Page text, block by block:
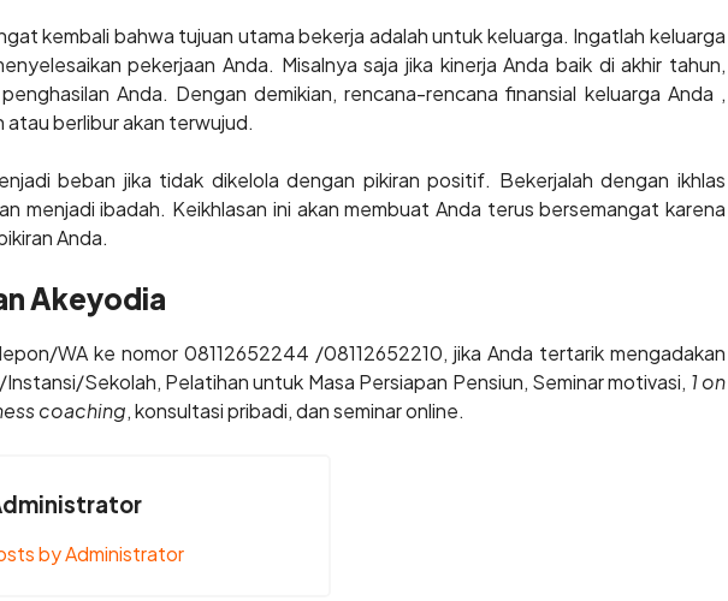
kembali bahwa tujuan utama bekerja adalah untuk keluarga. Ingatlah keluarga
pekerjaan Anda. Misalnya saja jika kinerja Anda baik di akhir tahun,
Anda. Dengan demikian, rencana-rencana finansial keluarga Anda ,
berlibur akan terwujud.
beban jika tidak dikelola dengan pikiran positif. Bekerjalah dengan ikhlas
menjadi ibadah. Keikhlasan ini akan membuat Anda terus bersemangat karena
Anda.
Akeyodia
WA ke nomor 08112652244 /08112652210, jika Anda tertarik mengadakan
Sekolah, Pelatihan untuk Masa Persiapan Pensiun, Seminar motivasi, 1 on
coaching, konsultasi pribadi, dan seminar online.
by Administrator